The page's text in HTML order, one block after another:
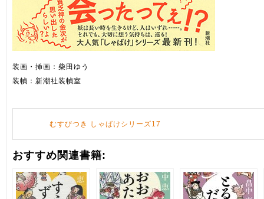
装画・挿画：柴田ゆう
装幀：新潮社装幀室
むすびつき しゃばけシリーズ17
おすすめ関連書籍: